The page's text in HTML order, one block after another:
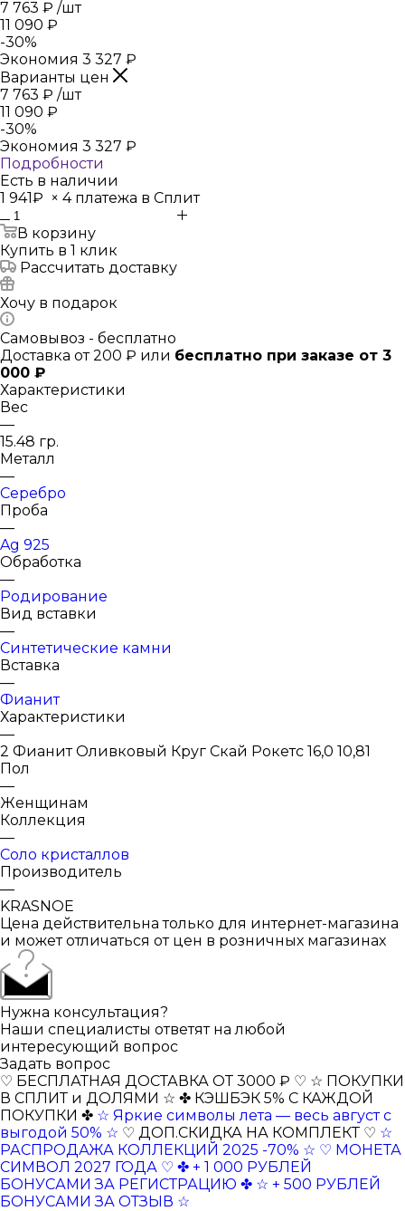
7 763 ₽ /шт
11 090 ₽
-30%
Экономия 3 327 ₽
Варианты цен
7 763 ₽ /шт
11 090 ₽
-30%
Экономия 3 327 ₽
Подробности
Есть в наличии
1 941₽ × 4 платежа в Сплит
В корзину
Купить в 1 клик
Рассчитать доставку
Хочу в подарок
Самовывоз - бесплатно
Доставка от 200 ₽ или бесплатно при заказе от 3
000 ₽
Характеристики
Вес
—
15.48 гр.
Металл
—
Серебро
Проба
—
Ag 925
Обработка
—
Родирование
Вид вставки
—
Синтетические камни
Вставка
—
Фианит
Характеристики
—
2 Фианит Оливковый Круг Скай Рокетс 16,0 10,81
Пол
—
Женщинам
Коллекция
—
Соло кристаллов
Производитель
—
KRASNOE
Цена действительна только для интернет-магазина
и может отличаться от цен в розничных магазинах
Нужна консультация?
Наши специалисты ответят на любой
интересующий вопрос
Задать вопрос
♡ БЕСПЛАТНАЯ ДОСТАВКА ОТ 3000 ₽ ♡ ☆ ПОКУПКИ
В СПЛИТ и ДОЛЯМИ ☆ ✤ КЭШБЭК 5% С КАЖДОЙ
ПОКУПКИ ✤ ☆ Яркие символы лета — весь август с
выгодой 50% ☆ ♡ ДОП.СКИДКА НА КОМПЛЕКТ ♡ ☆
РАСПРОДАЖА КОЛЛЕКЦИЙ 2025 -70% ☆ ♡ МОНЕТА
СИМВОЛ 2027 ГОДА ♡ ✤ + 1 000 РУБЛЕЙ
БОНУСАМИ ЗА РЕГИСТРАЦИЮ ✤ ☆ + 500 РУБЛЕЙ
БОНУСАМИ ЗА ОТЗЫВ ☆